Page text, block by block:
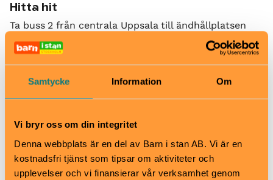
Samtycke Information Om
Vi bryr oss om din integritet
Denna webbplats är en del av Barn i stan AB. Vi är en
kostnadsfri tjänst som tipsar om aktiviteter och
upplevelser och vi finansierar vår verksamhet genom
Hitta hit
Ta buss 2 från centrala Uppsala till ändhållplatsen
Kungshögarna. Därifrån är det cirka 100 meter till
museet. Du kan också ta buss 110 eller 115 mot
Storvreta, hållplats Regins väg.
om den gamla järnvägen. Nära museet finns gratis
parkering.
Gamla Uppsala museum